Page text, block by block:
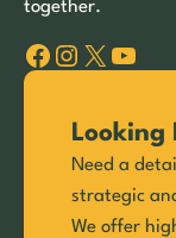
together.
Facebook Instagram X YouTube
Looking
Need a
strategic
We offer